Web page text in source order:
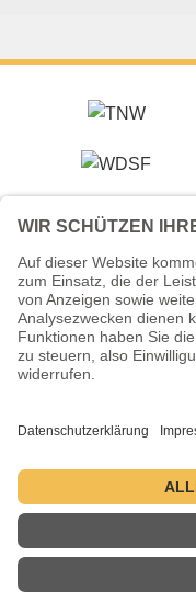
Veranstalter (Ausrichter):
Tanzsportverband
Veranstaltungsort:
Historische Stadthalle
Johannisberg 40
42103 Wuppertal
2.–5. Juli 2026 ・ 1.–4.